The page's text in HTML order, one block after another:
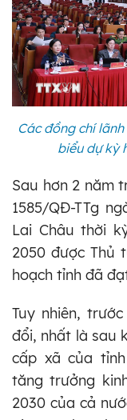
Các đồng chí
biểu dự kỳ
Sau hơn 2 năm
1585/QĐ-TTg
Lai Châu thời
2050 được Thủ
hoạch tỉnh đã
Tuy nhiên,
đổi, nhất là sau
cấp xã của
tăng trưởng
2030 của cả